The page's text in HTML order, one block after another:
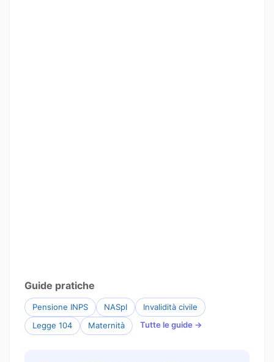
Guide pratiche
Pensione INPS NASpI
Invalidità civile
Legge 104
Maternità Tutte le guide →